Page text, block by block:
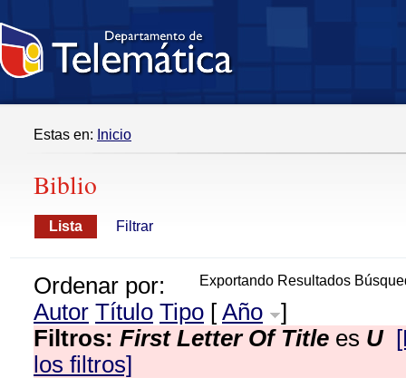
Estas en: Inicio
Biblio
Lista Filtrar
Exportando Resultados
Ordenar por:
Autor Título Tipo [ Año
]
Filtros: First Letter Of Title es U
los filtros]